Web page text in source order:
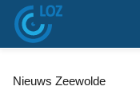
Nieuws Zeewolde